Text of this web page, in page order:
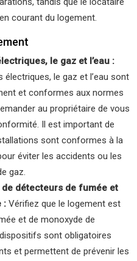
courant du logement.
le gaz et l’eau :
le gaz et l’eau sont
et conformes aux normes
au propriétaire de vous
Il est important de
sont conformes à la
éviter les accidents ou les
gaz.
de détecteurs de fumée et
: Vérifiez que le logement est
et de monoxyde de
sont obligatoires
et permettent de prévenir les